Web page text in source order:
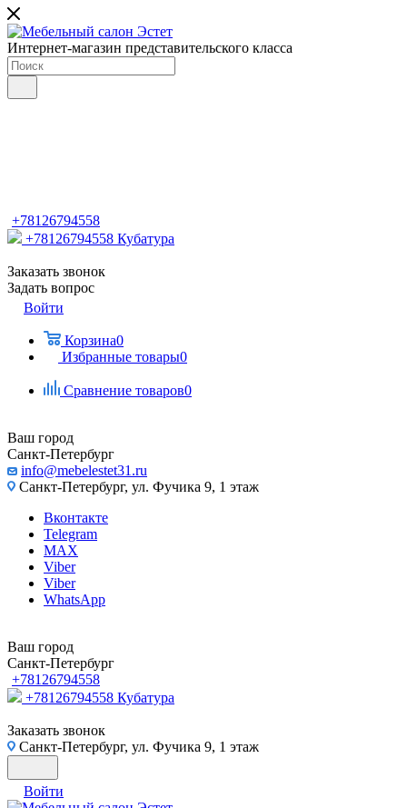
Интернет-магазин представительского класса
+78126794558
+78126794558 Кубатура
Заказать звонок
Задать вопрос
Войти
Корзина0
Избранные товары0
Сравнение товаров0
Ваш город
Санкт-Петербург
info@mebelestet31.ru
Санкт-Петербург, ул. Фучика 9, 1 этаж
Вконтакте
Telegram
MAX
Viber
Viber
WhatsApp
Ваш город
Санкт-Петербург
+78126794558
+78126794558 Кубатура
Заказать звонок
Санкт-Петербург, ул. Фучика 9, 1 этаж
Войти